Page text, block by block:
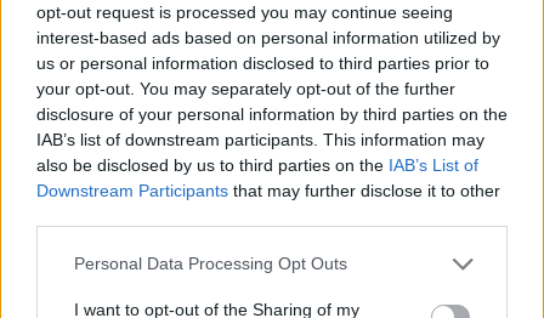
opt-out request is processed you may continue seeing
interest-based ads based on personal information utilized by
us or personal information disclosed to third parties prior to
your opt-out. You may separately opt-out of the further
disclosure of your personal information by third parties on the
IAB’s list of downstream participants. This information may
also be disclosed by us to third parties on the IAB’s List of
Downstream Participants that may further disclose it to other
Personal Data Processing Opt Outs
I want to opt-out of the Sharing of my
Ειδήσεις 5-8-2026